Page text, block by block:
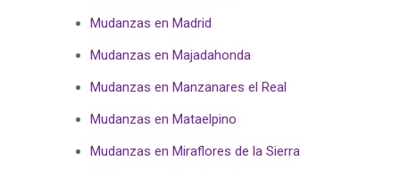
Mudanzas en Madrid
Mudanzas en Majadahonda
Mudanzas en Manzanares el Real
Mudanzas en Mataelpino
Mudanzas en Miraflores de la Sierra